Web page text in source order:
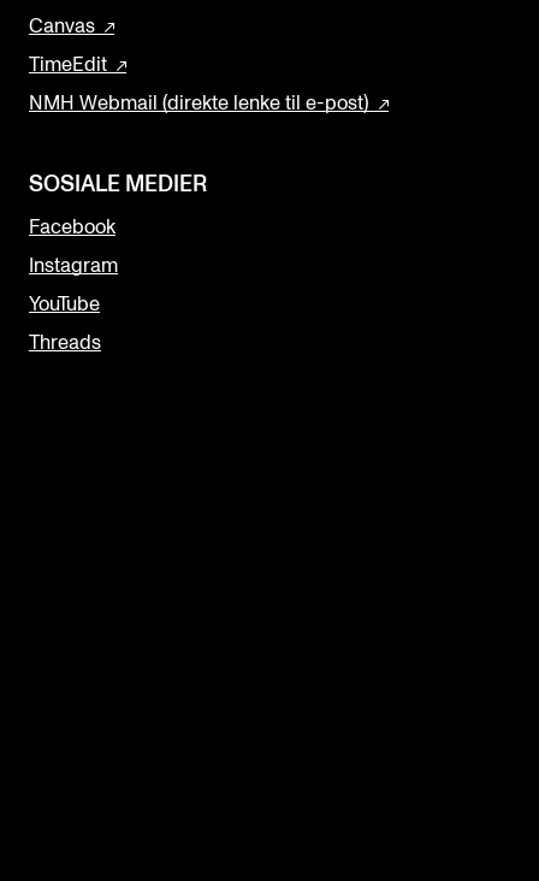
Canvas
TimeEdit
NMH Webmail (direkte lenke til e-post)
SOSIALE MEDIER
Facebook
Instagram
YouTube
Threads